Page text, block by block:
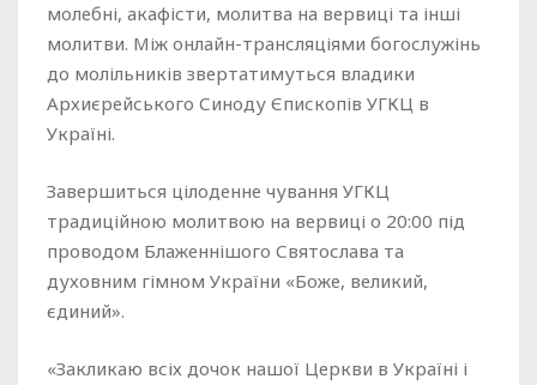
молебні, акафісти, молитва на вервиці та інші
молитви. Між онлайн-трансляціями богослужінь
до молільників звертатимуться владики
Архиєрейського Синоду Єпископів УГКЦ в
Україні.
Завершиться цілоденне чування УГКЦ
традиційною молитвою на вервиці о 20:00 під
проводом Блаженнішого Святослава та
духовним гімном України «Боже, великий,
єдиний».
«Закликаю всіх дочок нашої Церкви в Україні і